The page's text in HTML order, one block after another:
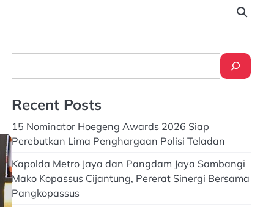
Recent Posts
15 Nominator Hoegeng Awards 2026 Siap
Perebutkan Lima Penghargaan Polisi Teladan
Kapolda Metro Jaya dan Pangdam Jaya Sambangi
Mako Kopassus Cijantung, Pererat Sinergi Bersama
Pangkopassus